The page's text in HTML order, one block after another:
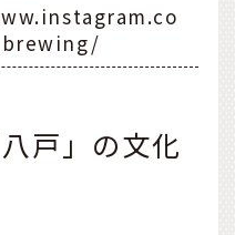
戸」の文化